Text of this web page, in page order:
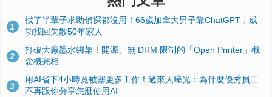
1
找了半輩子求助偵探都沒用！66歲加拿大男子靠ChatGPT，成
功找回失散50年家人
2
打破大廠墨水綁架！開源、無 DRM 限制的「Open Printer」概
念機亮相
3
用AI省下4小時竟被塞更多工作！過來人曝光：為什麼優秀員工
不再跟你分享怎麼使用AI